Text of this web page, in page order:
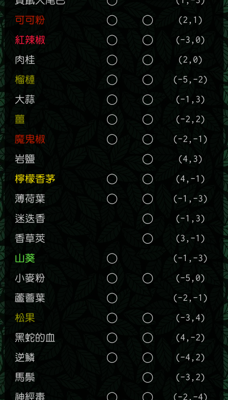
可可粉
◯ ◯
(2,1)
紅辣椒
◯ ◯
(-3,0)
肉桂
◯ ◯
(2,0)
榴槤
◯ ◯
(-5,-2)
大蒜
◯ ◯
(-1,3)
薑
◯ ◯
(-2,2)
魔鬼椒
◯ ◯
(-2,-1)
岩鹽
◯
(4,3)
檸檬香茅
◯ ◯
(4,-1)
薄荷葉
◯ ◯
(-1,-3)
迷迭香
◯
(-1,3)
香草莢
◯
(3,-1)
山葵
◯
(-1,-3)
小麥粉
◯ ◯
(-5,0)
蘆薈葉
◯
(-2,-1)
松果
◯ ◯
(-3,4)
黑蛇的血
◯ ◯
(4,-2)
逆鱗
◯ ◯
(-4,2)
馬鬃
◯
(-3,2)
神經毒
◯ ◯
(-2,-4)